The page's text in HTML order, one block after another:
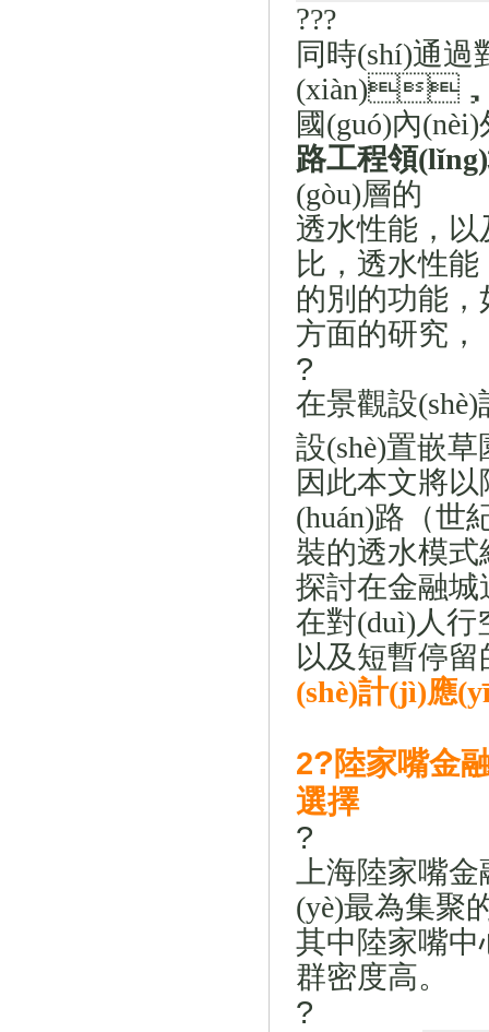
???
同時(shí)通過
(xiàn)，
國(guó)內
路工程領
(gòu)層的
透水性能 ， 以
比，透水性能
的別的功能
方面的研究 ，
?
在景觀設(shè)
設(shè)置嵌
因此本文將
(huán)路（世
裝的透水模式
探討在金融城
在對(duì)人行
以及短暫停留
(shè)計(jì)應
2?陸家嘴金
選擇
?
上海陸家嘴金
(yè)最為集聚的
其中陸家嘴中
群密度高。
?